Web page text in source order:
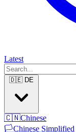
Latest
🇩🇪 DE
🇨🇳Chinese
🏳️Chinese Simplified